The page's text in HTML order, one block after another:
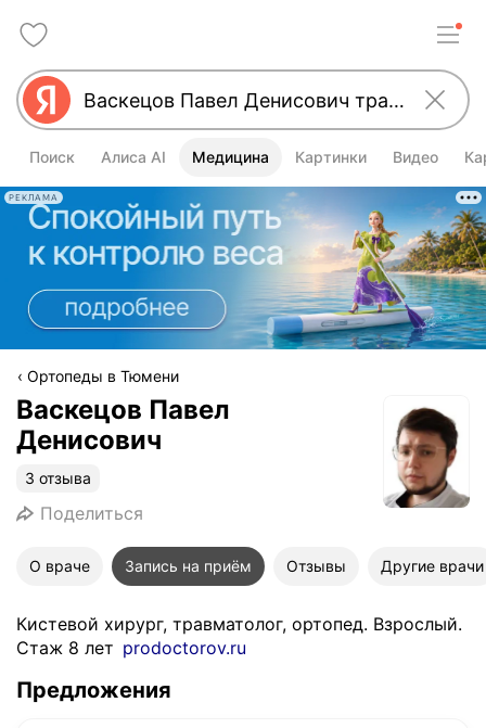
Поиск Алиса AI Медицина Картинки Видео
РЕКЛАМА
Ортопеды в Тюмени
Васкецов Павел
Денисович
3 отзыва
Поделиться
О враче Запись на приём Отзывы Другие врачи
Кистевой хирург, травматолог, ортопед. Взрослый.
Стаж 8 лет prodoctorov.ru
Предложения